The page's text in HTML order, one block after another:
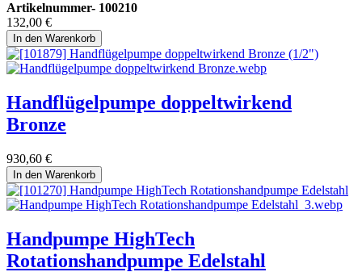
Artikelnummer- 100210
132,00 €
In den Warenkorb
Handflügelpumpe doppeltwirkend
Bronze
930,60 €
In den Warenkorb
Handpumpe HighTech
Rotationshandpumpe Edelstahl